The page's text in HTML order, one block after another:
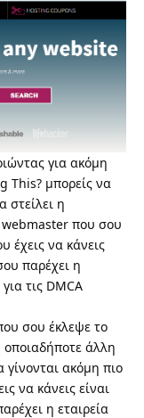
για ακόμη
This? μπορείς να
στείλει η
webmaster που σου
έχεις να κάνεις
παρέχει η
τις DMCA
σου έκλεψε το
οποιαδήποτε άλλη
ακόμη πιο
να κάνεις είναι
η εταιρεία